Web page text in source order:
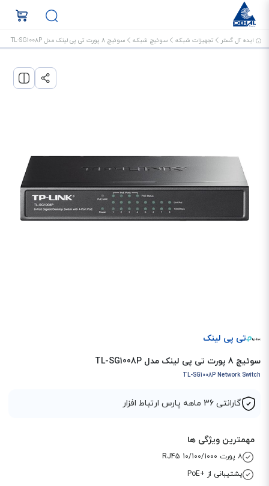
ایده آل گستر تجهیزات شبکه سوئیچ شبکه سوئیچ 8 پورت تی پی لینک مدل TL-SG1008P
تی پی لینک
سوئیچ 8 پورت تی پی لینک مدل TL-SG1008P
TL-SG1008P Network Switch
گارانتی 36 ماهه پارس ارتباط افزار
مهمترین ویژگی ها
۸ پورت 10/100/1000 RJ45
پشتیبانی از +PoE